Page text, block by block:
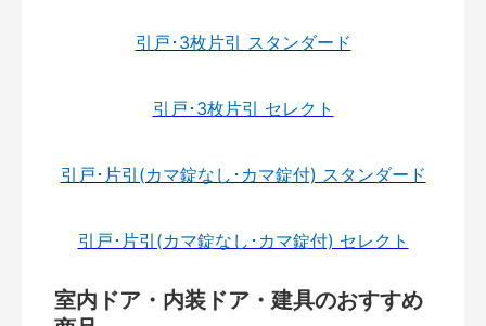
引戸･3枚片引 スタンダード
引戸･3枚片引 セレクト
引戸･片引(カマ錠なし･カマ錠付) スタンダード
引戸･片引(カマ錠なし･カマ錠付) セレクト
室内ドア・内装ドア・建具のおすすめ